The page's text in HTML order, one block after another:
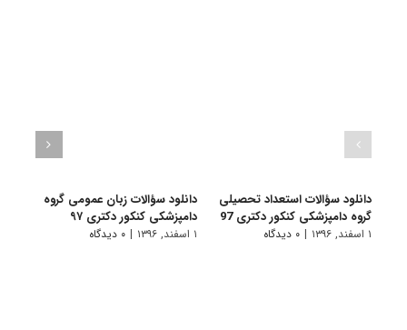
دانلود سؤالات استعداد تحصیلی
گروه دامپزشکی کنکور دکتری 97
۱ اسفند, ۱۳۹۶ | ۰ دیدگاه
دانلود سؤالات زبان عمومی گروه
دامپزشکی کنکور دکتری ۹۷
۱ اسفند, ۱۳۹۶ | ۰ دیدگاه